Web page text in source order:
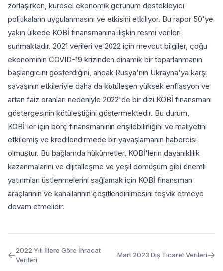
zorlaşırken, küresel ekonomik görünüm destekleyici
politikaların uygulanmasını ve etkisini etkiliyor. Bu rapor 50'ye
yakın ülkede KOBİ finansmanına ilişkin resmi verileri
sunmaktadır. 2021 verileri ve 2022 için mevcut bilgiler, çoğu
ekonominin COVID-19 krizinden dinamik bir toparlanmanın
başlangıcını gösterdiğini, ancak Rusya'nın Ukrayna'ya karşı
savaşının etkileriyle daha da kötüleşen yüksek enflasyon ve
artan faiz oranları nedeniyle 2022'de bir dizi KOBİ finansmanı
göstergesinin kötüleştiğini göstermektedir. Bu durum,
KOBİ'ler için borç finansmanının erişilebilirliğini ve maliyetini
etkilemiş ve kredilendirmede bir yavaşlamanın habercisi
olmuştur. Bu bağlamda hükümetler, KOBİ'lerin dayanıklılık
kazanmalarını ve dijitalleşme ve yeşil dömüşüm gibi önemli
yatırımları üstlenmelerini sağlamak için KOBİ finansman
araçlarının ve kanallarının çeşitlendirilmesini teşvik etmeye
devam etmelidir.
2022 Yılı İllere Göre İhracat
Verileri
Mart 2023 Dış Ticaret Verileri